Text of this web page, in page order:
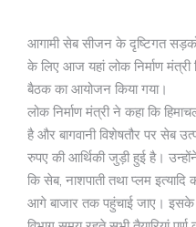
आगामी सेब सीजन के दृष्टिगत
के लिए आज यहां लोक निर्माण मंत्री
बैठक का आयोजन किया गया।
लोक निर्माण मंत्री ने कहा कि
है और बागवानी विशेषतौर पर सेब
रुपए की आर्थिकी जुड़ी हुई है।
कि सेब, नाशपाती तथा प्लम
आगे बाजार तक पहुंचाई जाए। इसके